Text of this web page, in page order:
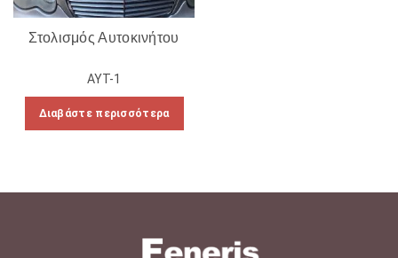
Στολισμός Αυτοκινήτου
ΑΥΤ-1
Διαβάστε περισσότερα